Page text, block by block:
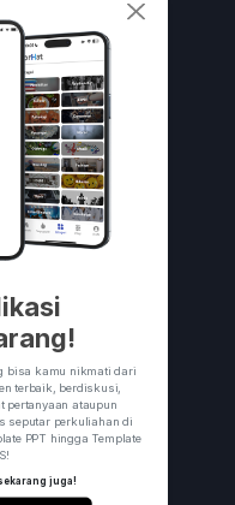
bisa kamu nikmati dari
terbaik, berdiskusi,
pertanyaan ataupun
seputar perkuliahan di
PPT hingga Template
juga!